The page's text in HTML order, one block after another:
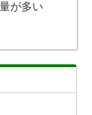
が多い